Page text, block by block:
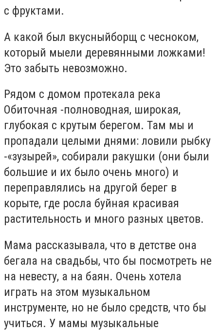
с фруктами.
А какой был вкусныйборщ с чесноком,
который мыели деревянными ложками!
Это забыть невозможно.
Рядом с домом протекала река
Обиточная -полноводная, широкая,
глубокая с крутым берегом. Там мы и
пропадали целыми днями: ловили рыбку
-«зузырей», собирали ракушки (они были
большие и их было очень много) и
переправлялись на другой берег в
корыте, где росла буйная красивая
растительность и много разных цветов.
Мама рассказывала, что в детстве она
бегала на свадьбы, что бы посмотреть не
на невесту, а на баян. Очень хотела
играть на этом музыкальном
инструменте, но не было средств, что бы
учиться. У мамы музыкальные